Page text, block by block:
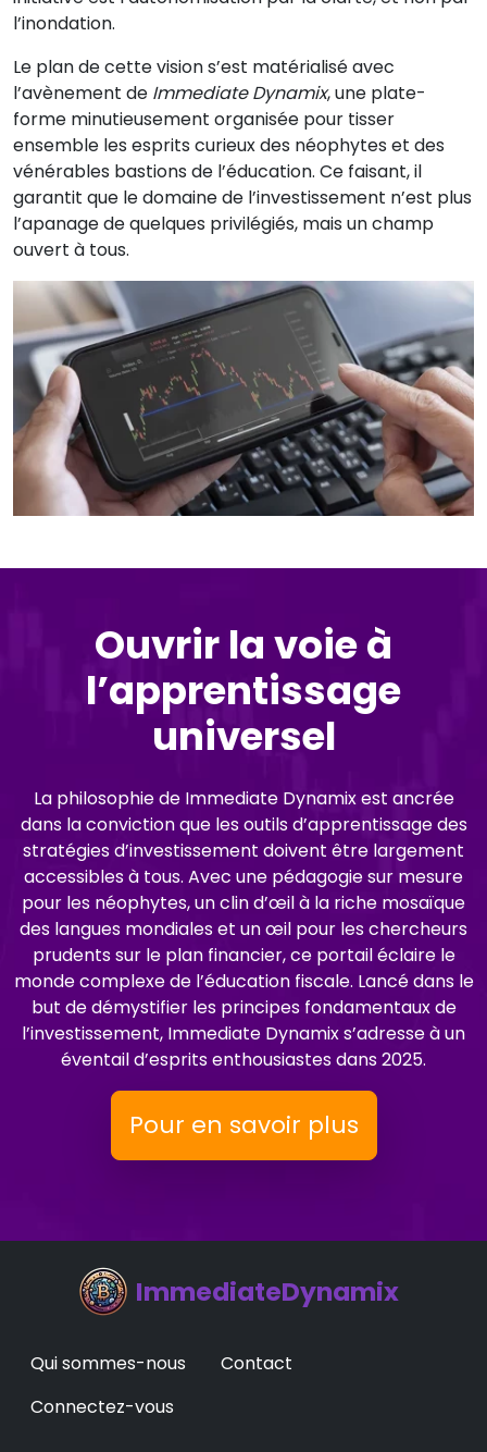
l’inondation.
Le plan de cette vision s’est matérialisé avec
l’avènement de Immediate Dynamix, une plate-
forme minutieusement organisée pour tisser
ensemble les esprits curieux des néophytes et des
vénérables bastions de l’éducation. Ce faisant, il
garantit que le domaine de l’investissement n’est plus
l’apanage de quelques privilégiés, mais un champ
ouvert à tous.
Ouvrir la voie à
l’apprentissage
universel
La philosophie de Immediate Dynamix est ancrée
dans la conviction que les outils d’apprentissage des
stratégies d’investissement doivent être largement
accessibles à tous. Avec une pédagogie sur mesure
pour les néophytes, un clin d’œil à la riche mosaïque
des langues mondiales et un œil pour les chercheurs
prudents sur le plan financier, ce portail éclaire le
monde complexe de l’éducation fiscale. Lancé dans le
but de démystifier les principes fondamentaux de
l’investissement, Immediate Dynamix s’adresse à un
éventail d’esprits enthousiastes dans 2025.
Pour en savoir plus
ImmediateDynamix
Qui sommes-nous
Contact
Connectez-vous